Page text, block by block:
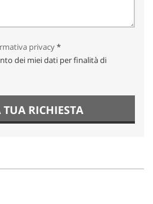
privacy*
dei miei dati per finalità di
RICHIESTA